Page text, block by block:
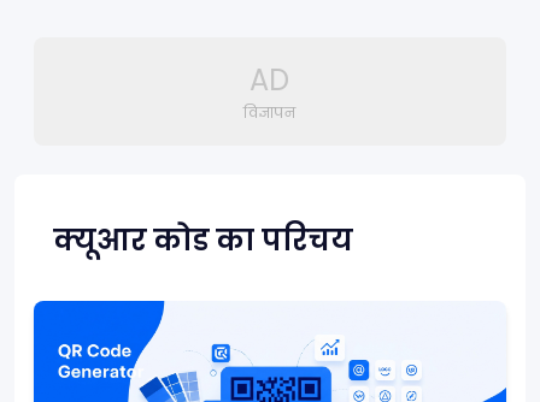
AD
विज्ञापन
क्यूआर कोड का परिचय